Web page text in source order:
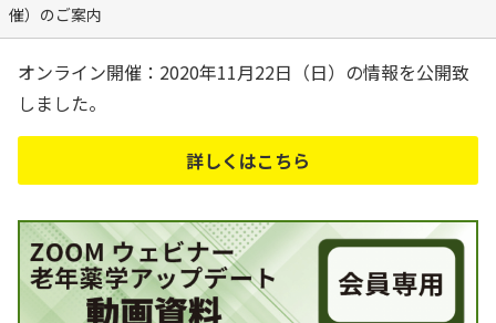
催）のご案内
オンライン開催：2020年11月22日（日）の情報を公開致
しました。
詳しくはこちら